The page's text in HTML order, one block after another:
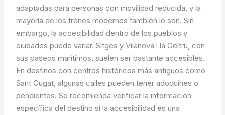
adaptadas para personas con movilidad reducida, y la
mayoría de los trenes modernos también lo son. Sin
embargo, la accesibilidad dentro de los pueblos y
ciudades puede variar. Sitges y Vilanova i la Geltrú, con
sus paseos marítimos, suelen ser bastante accesibles.
En destinos con centros históricos más antiguos como
Sant Cugat, algunas calles pueden tener adoquines o
pendientes. Se recomienda verificar la información
específica del destino si la accesibilidad es una